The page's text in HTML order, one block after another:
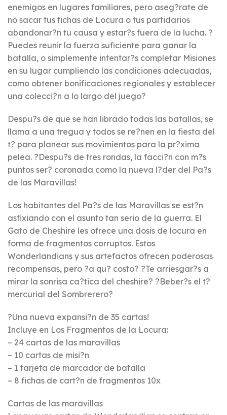
enemigos en lugares familiares, pero aseg?rate de
no sacar tus fichas de Locura o tus partidarios
abandonar?n tu causa y estar?s fuera de la lucha. ?
Puedes reunir la fuerza suficiente para ganar la
batalla, o simplemente intentar?s completar Misiones
en su lugar cumpliendo las condiciones adecuadas,
como obtener bonificaciones regionales y establecer
una colecci?n a lo largo del juego?
Despu?s de que se han librado todas las batallas, se
llama a una tregua y todos se re?nen en la fiesta del
t? para planear sus movimientos para la pr?xima
pelea. ?Despu?s de tres rondas, la facci?n con m?s
puntos ser? coronada como la nueva l?der del Pa?s
de las Maravillas!
Los habitantes del Pa?s de las Maravillas se est?n
asfixiando con el asunto tan serio de la guerra. El
Gato de Cheshire les ofrece una dosis de locura en
forma de fragmentos corruptos. Estos
Wonderlandians y sus artefactos ofrecen poderosas
recompensas, pero ?a qu? costo? ?Te arriesgar?s a
mirar la sonrisa ca?tica del cheshire? ?Beber?s el t?
mercurial del Sombrerero?
?Una nueva expansi?n de 35 cartas!
Incluye en Los Fragmentos de la Locura:
– 24 cartas de las maravillas
– 10 cartas de misi?n
– 1 tarjeta de marcador de batalla
– 8 fichas de cart?n de fragmentos 10x
Cartas de las maravillas